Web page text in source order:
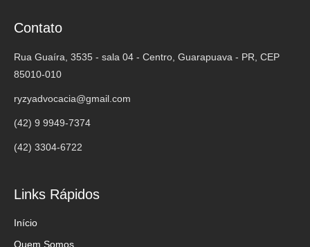
Contato
Rua Guaíra, 3535 - sala 04 - Centro, Guarapuava - PR, CEP
85010-010
ryzyadvocacia@gmail.com
(42) 9 9949-7374
(42) 3304-6722
Links Rápidos
Início
Quem Somos